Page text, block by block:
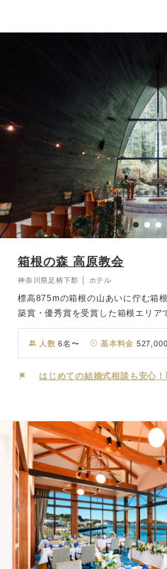
箱根の森 高原教会
神奈川県足柄下郡 │ ホテル
標高875mの箱根の山あいに佇む箱
築賞・優秀賞を受賞した箱根エリア
ペル。静粛な森に抱かれる優雅なそ
す。天井高8ｍのチャペル祭壇に映
ら美しく照らす木漏れ日を運び、
ことでしょう。
人数 6名〜 基本料金
はじめての結婚式相談も安心